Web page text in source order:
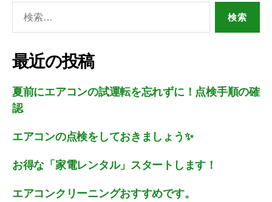
最近の投稿
夏前にエアコンの試運転を忘れずに！点検手順の確
認
エアコンの点検をしておきましょう✨
お得な「家電レンタル」スタートします！
エアコンクリーニングおすすめです。